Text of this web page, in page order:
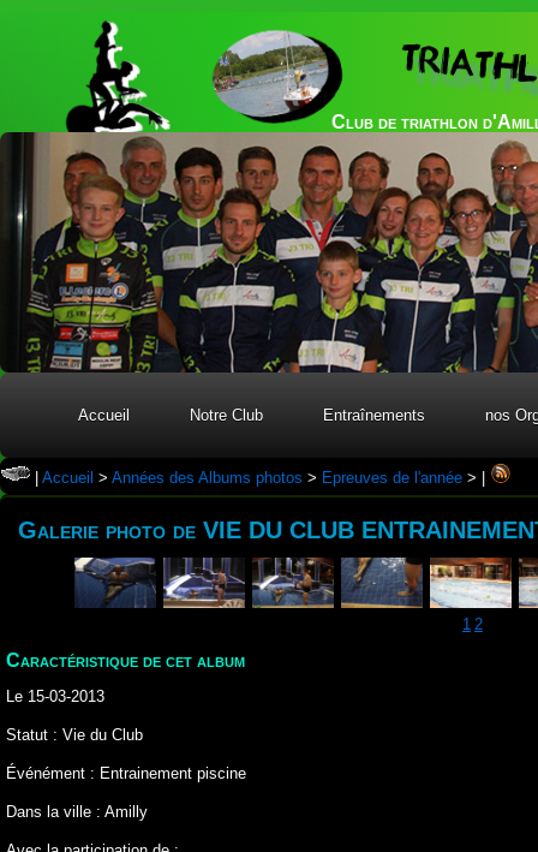
Club de triathlon
Accueil Notre Club Entraînements nos
Accueil > Années des Albums photos > Epreuves de l'année >
Galerie photo de VIE DU CLUB
1 2
Caractéristique de cet album
Le 15-03-2013
Statut : Vie du Club
Événément : Entrainement piscine
Dans la ville : Amilly